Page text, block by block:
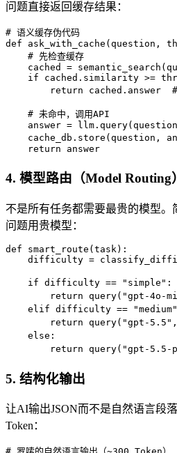
问题直接返回缓存结果：
# 语义缓存伪代码
def ask_with_cache(question,
    # 先检查缓存
cached =
if cached.similarity >=
return cached.answer  #
    # 未命中，调用API
answer =
cache_db.store(question,
    return answer
4. 模型路由（Model Routing）
不是所有任务都需要最贵的模型
问题用贵模型：
def smart_route(task):
difficulty =
if difficulty == "simple":
return query("gpt-4o-
elif difficulty ==
return query("gpt-
else:
return query("gpt-5.5-
5. 结构化输出
让AI输出JSON而不是自然语言段
Token：